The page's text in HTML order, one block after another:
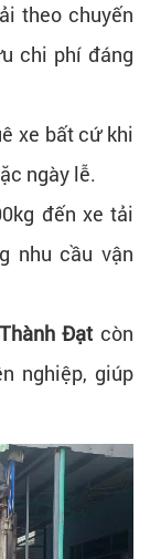
theo chuyến
chi phí đáng
xe bất cứ khi
ngày lễ.
đến xe tải
nhu cầu vận
Thành Đạt còn
nghiệp, giúp